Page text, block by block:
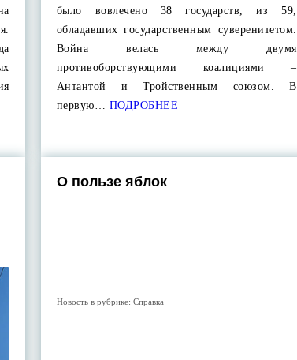
было вовлечено 38 государств, из 59,
обладавших государственным суверенитетом.
Война велась между двумя
противоборствующими коалициями –
Антантой и Тройственным союзом. В
первую… ПОДРОБНЕЕ
О пользе яблок
Новость в рубрике: Справка